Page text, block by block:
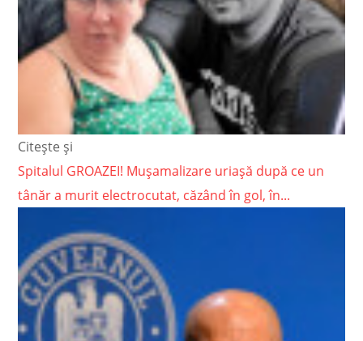
Citește și
Spitalul GROAZEI! Mușamalizare uriașă după ce un
tânăr a murit electrocutat, căzând în gol, în...